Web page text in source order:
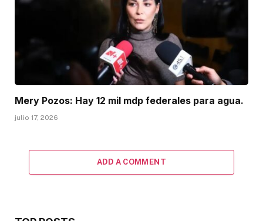
Mery Pozos: Hay 12 mil mdp federales para agua.
julio 17, 2026
ADD A COMMENT